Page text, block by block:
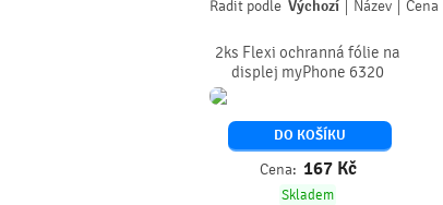
Řadit podle Výchozí Název Cena
2ks Flexi ochranná fólie na
displej myPhone 6320
DO KOŠÍKU
Cena: 167 Kč
Skladem